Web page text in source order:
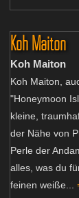
Koh Maiton
Koh Maiton
Koh Maiton,
"Honeymoon
kleine,
der Nähe von
Perle der
alles, was du
feinen weiße...